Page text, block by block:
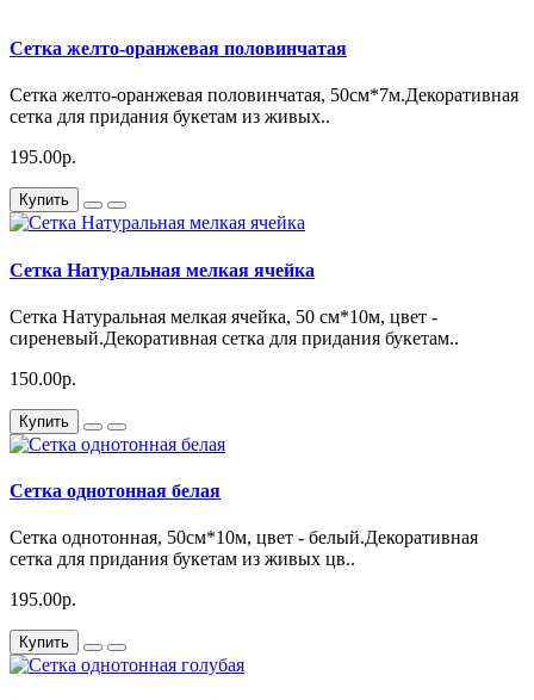
Сетка желто-оранжевая половинчатая
Сетка желто-оранжевая половинчатая, 50см*7м.Декоративная
сетка для придания букетам из живых..
195.00р.
Купить
Сетка Натуральная мелкая ячейка
Сетка Натуральная мелкая ячейка, 50 см*10м, цвет -
сиреневый.Декоративная сетка для придания букетам..
150.00р.
Купить
Сетка однотонная белая
Сетка однотонная, 50см*10м, цвет - белый.Декоративная
сетка для придания букетам из живых цв..
195.00р.
Купить